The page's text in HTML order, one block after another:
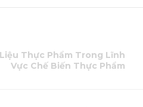
Thực Phẩm Trong Lĩnh
Vực Chế Biến Thực Phẩm